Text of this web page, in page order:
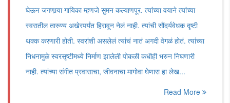
घेऊन जगणार्‍या गायिका म्हणजे सुमन कल्याणपूर. त्यांच्या वयाने त्यांच्या
स्वरातील तारुण्य अखेरपर्यंत हिरावून नेलं नाही. त्यांची सौंदर्यवेधक दृष्टी
थक्क करणारी होती. स्वरांशी असलेलं त्यांचं नातं अगदी वेगळं होतं. त्यांच्या
निधनामुळे स्वरसृष्टीमध्ये निर्माण झालेली पोकळी कधीही भरुन निघणारी
नाही. त्यांच्या संगीत प्रवासाचा, जीवनाचा मागोवा घेणारा हा लेख...
Read More